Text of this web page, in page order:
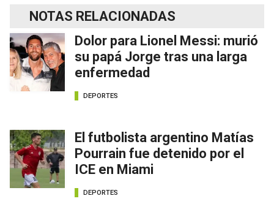
NOTAS RELACIONADAS
Dolor para Lionel Messi: murió
su papá Jorge tras una larga
enfermedad
DEPORTES
El futbolista argentino Matías
Pourrain fue detenido por el
ICE en Miami
DEPORTES